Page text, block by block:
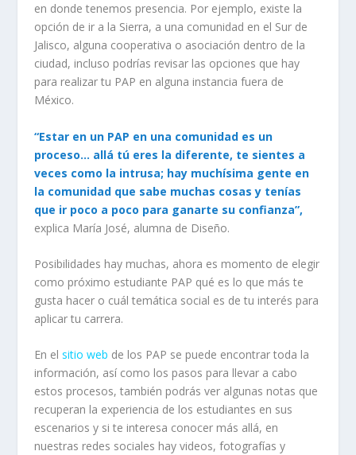
en donde tenemos presencia. Por ejemplo, existe la
opción de ir a la Sierra, a una comunidad en el Sur de
Jalisco, alguna cooperativa o asociación dentro de la
ciudad, incluso podrías revisar las opciones que hay
para realizar tu PAP en alguna instancia fuera de
México.
“Estar en un PAP en una comunidad es un
proceso… allá tú eres la diferente, te sientes a
veces como la intrusa; hay muchísima gente en
la comunidad que sabe muchas cosas y tenías
que ir poco a poco para ganarte su confianza”,
explica María José, alumna de Diseño.
Posibilidades hay muchas, ahora es momento de elegir
como próximo estudiante PAP qué es lo que más te
gusta hacer o cuál temática social es de tu interés para
aplicar tu carrera.
En el sitio web de los PAP se puede encontrar toda la
información, así como los pasos para llevar a cabo
estos procesos, también podrás ver algunas notas que
recuperan la experiencia de los estudiantes en sus
escenarios y si te interesa conocer más allá, en
nuestras redes sociales hay videos, fotografías y